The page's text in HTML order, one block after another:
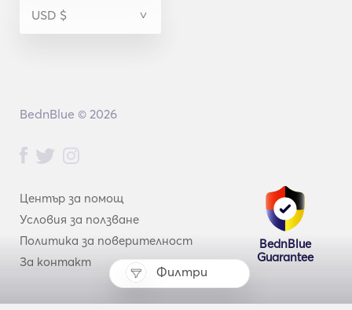
Филтри
Център за помощ
Условия за ползване
Политика за поверителност
За контакт
BednBlue
Guarantee
BednBlue © 2026